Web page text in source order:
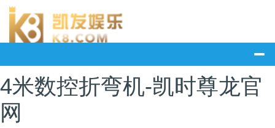
4米数控折弯机-凯时尊龙官
网